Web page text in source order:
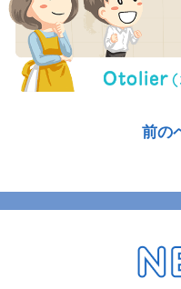
前の